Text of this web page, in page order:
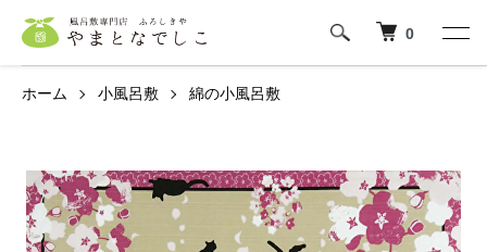
0
ホーム 小風呂敷 綿の小風呂敷